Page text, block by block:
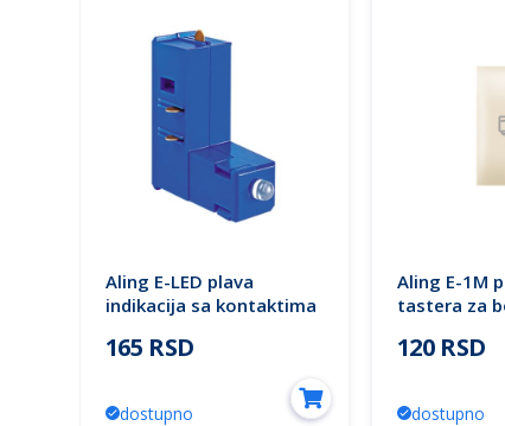
Aling E-LED plava
indikacija sa kontaktima
165 RSD
dostupno
Aling E-1M
tastera za
73204.9
120 RSD
dostupno